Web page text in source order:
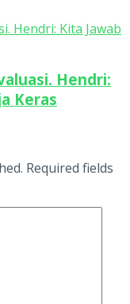
Hendri:
Keras
Required fields